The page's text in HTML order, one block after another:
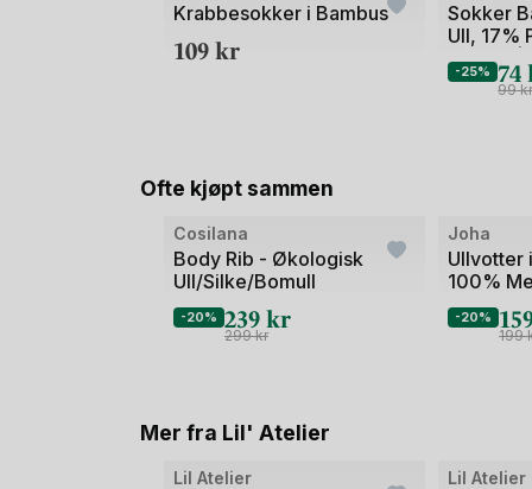
Krabbesokker i Bambus
109kr
av
2
Sokker
Ull, 17%
Elastan |
Sock
-25% 74
99kr
Ofte kjøpt sammen
Bilde
av
Cosilana
Body Rib - Økologisk
Ull/Silke/Bomull
-20% 239kr
299kr
Bilde
av
2
Joha
Ullvotter
100%
Basic
-20%
199
Mer fra Lil' Atelier
Bilde
Lil Atelier
Bilde
Lil Atelier